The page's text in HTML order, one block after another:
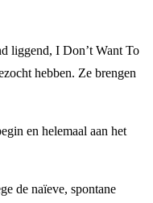
liggend, I Don’t Want To
hebben. Ze brengen
en helemaal aan het
de naïeve, spontane